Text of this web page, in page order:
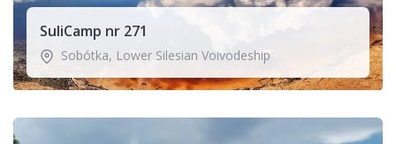
SuliCamp nr 271
Sobótka, Lower Silesian Voivodeship